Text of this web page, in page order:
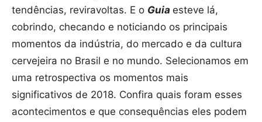
tendências, reviravoltas. E o Guia esteve lá,
cobrindo, checando e noticiando os principais
momentos da indústria, do mercado e da cultura
cervejeira no Brasil e no mundo. Selecionamos em
uma retrospectiva os momentos mais
significativos de 2018. Confira quais foram esses
acontecimentos e que consequências eles podem